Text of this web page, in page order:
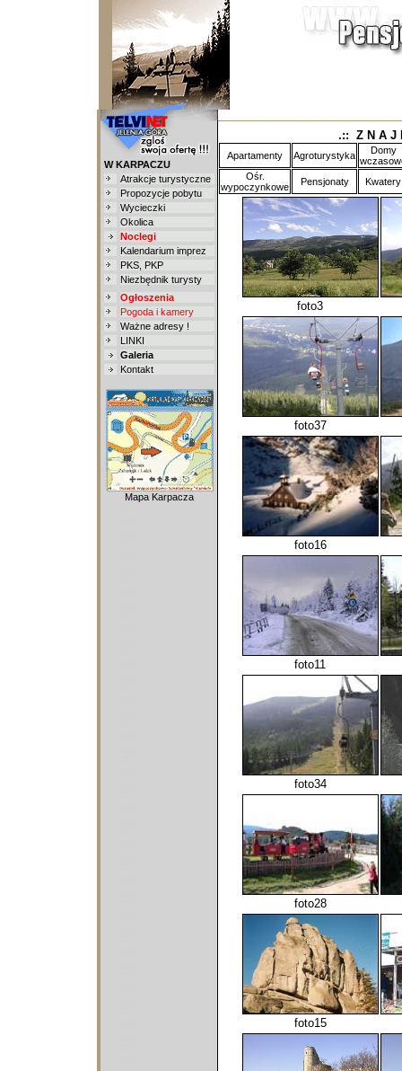
W KARPACZU
Atrakcje turystyczne
Propozycje pobytu
Wycieczki
Okolica
Noclegi
Kalendarium imprez
PKS PKP
Niezbędnik turysty
Ogłoszenia
Pogoda i kamery
Ważne adresy !
LINKI
Galeria
Kontakt
Mapa Karpacza
.:: Z N A J
Apartamenty Agroturystyka
Domy
Ośr.
wypoczynkowe
Pensjonaty Kwatery
foto3
foto37
foto16
foto11
foto34
foto28
foto15